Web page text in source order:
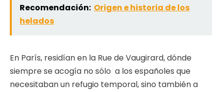
Recomendación: Origen e historia de los
helados
En París, residían en la Rue de Vaugirard, dónde
siempre se acogía no sólo a los españoles que
necesitaban un refugio temporal, sino también a